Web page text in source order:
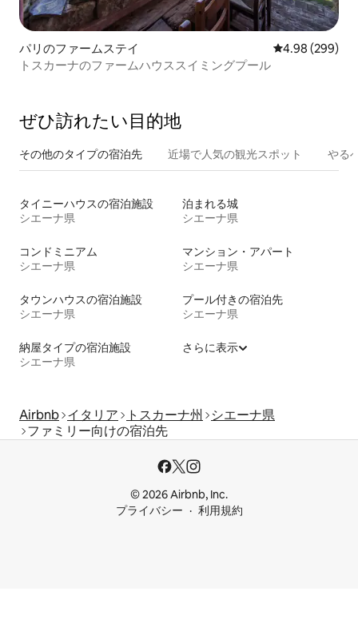
パリのファームステイ レビュー299
4.98 (299)
トスカーナのファームハウススイミングプール
ぜひ訪⁠れ⁠た⁠い目⁠的⁠地
その他のタ⁠イ⁠プ⁠の宿⁠泊⁠先 近場で人気の観光スポット やる
タイニーハウスの宿泊施設
シエーナ県
泊まれる城
シエーナ県
コンドミニアム
シエーナ県
マンション・アパート
シエーナ県
タウンハウスの宿泊施設
シエーナ県
プール付きの宿泊先
シエーナ県
納屋タイプの宿泊施設
シエーナ県
さらに表示
Airbnb イタリア トスカーナ州
シエーナ県
ファミリー向けの宿泊先
© 2026 Airbnb, Inc.
プライバシー
利用規約